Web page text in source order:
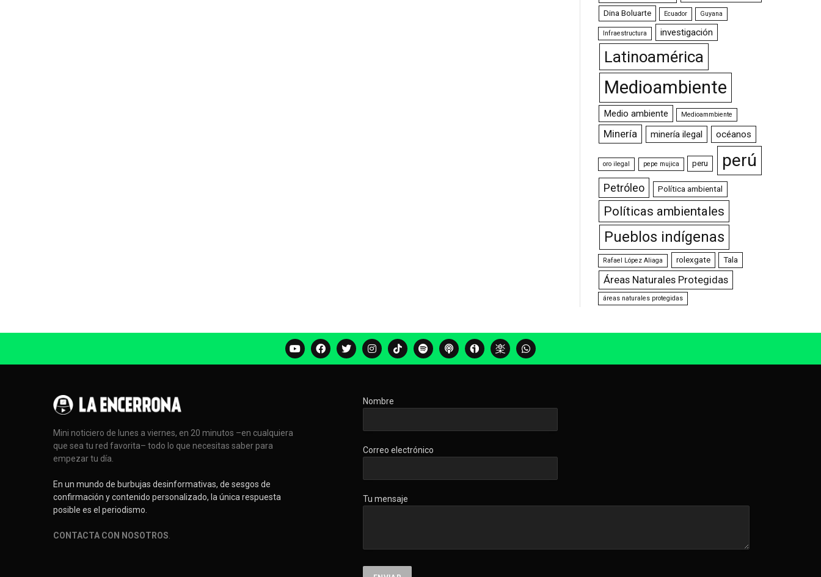
Dina Boluarte Ecuador Guyana
Infraestructura investigación
Latinoamérica
Medioambiente
Medio ambiente Medioammbiente
Minería minería ilegal océanos
oro ilegal pepe mujica peru perú
Petróleo Política ambiental
Políticas ambientales
Pueblos indígenas
Rafael López Aliaga rolexgate Tala
Áreas Naturales Protegidas
áreas naturales protegidas
Mini noticiero de lunes a viernes, en 20 minutos –en cualquiera
que sea tu red favorita– todo lo que necesitas saber para
empezar tu día.
En un mundo de burbujas desinformativas, de sesgos de
confirmación y contenido personalizado, la única respuesta
posible es el periodismo.
CONTACTA CON NOSOTROS
Nombre
Correo electrónico
Tu mensaje